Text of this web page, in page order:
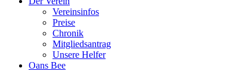
Vereinsinfos
Preise
Chronik
Mitgliedsantrag
Unsere Helfer
Oans Bee